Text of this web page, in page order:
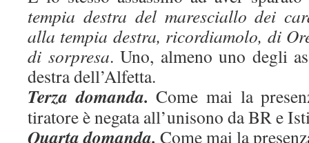
tempia destra del maresciallo dei
alla tempia destra, ricordiamolo, di
di sorpresa. Uno, almeno uno degli
destra dell’Alfetta.
Terza domanda.Come mai la
tiratore è negata all’unisono da BR e
Quarta domanda. Come mai la